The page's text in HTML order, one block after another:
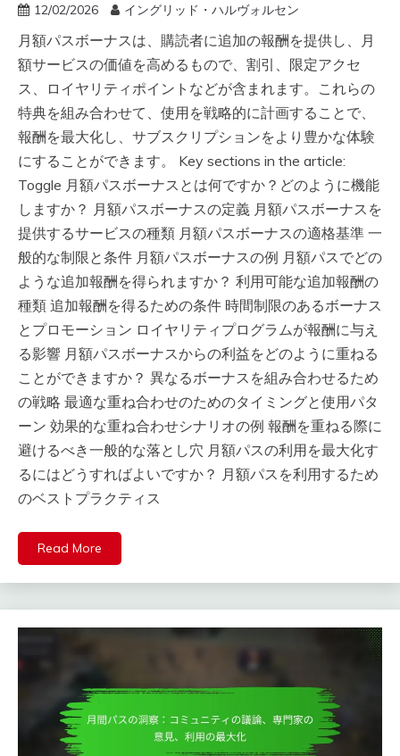
12/02/2026 イングリッド・ハルヴォルセン
月額パスボーナスは、購読者に追加の報酬を提供し、月
額サービスの価値を高めるもので、割引、限定アクセ
ス、ロイヤリティポイントなどが含まれます。これらの
特典を組み合わせて、使用を戦略的に計画することで、
報酬を最大化し、サブスクリプションをより豊かな体験
にすることができます。 Key sections in the article:
Toggle 月額パスボーナスとは何ですか？どのように機能
しますか？ 月額パスボーナスの定義 月額パスボーナスを
提供するサービスの種類 月額パスボーナスの適格基準 一
般的な制限と条件 月額パスボーナスの例 月額パスでどの
ような追加報酬を得られますか？ 利用可能な追加報酬の
種類 追加報酬を得るための条件 時間制限のあるボーナス
とプロモーション ロイヤリティプログラムが報酬に与え
る影響 月額パスボーナスからの利益をどのように重ねる
ことができますか？ 異なるボーナスを組み合わせるため
の戦略 最適な重ね合わせのためのタイミングと使用パタ
ーン 効果的な重ね合わせシナリオの例 報酬を重ねる際に
避けるべき一般的な落とし穴 月額パスの利用を最大化す
るにはどうすればよいですか？ 月額パスを利用するため
のベストプラクティス
Read More